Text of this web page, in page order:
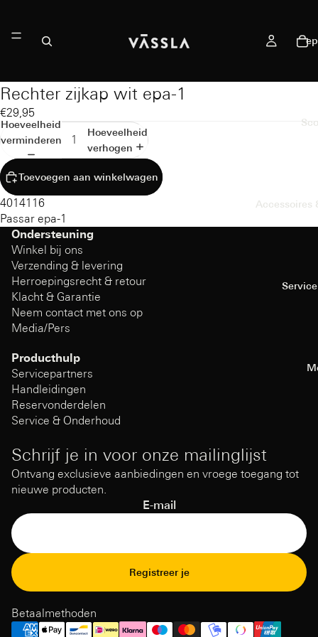
Accessoires
Rechter zijkap wit epa-1
€29,95
Hoeveelheid
verminderen
Hoeveelheid
verhogen
Toevoegen aan winkelwagen
4014116
Passar epa-1
Ondersteuning
Winkel bij ons
Verzending & levering
Herroepingsrecht & retour
Klacht & Garantie
Neem contact met ons op
Media/Pers
Producthulp
Servicepartners
Handleidingen
Reservonderdelen
Service & Onderhoud
Schrijf je in voor onze mailinglijst
Ontvang exclusieve aanbiedingen en vroege toegang tot
nieuwe producten.
E-mail
Registreer je
Betaalmethoden
Verzendbeleid